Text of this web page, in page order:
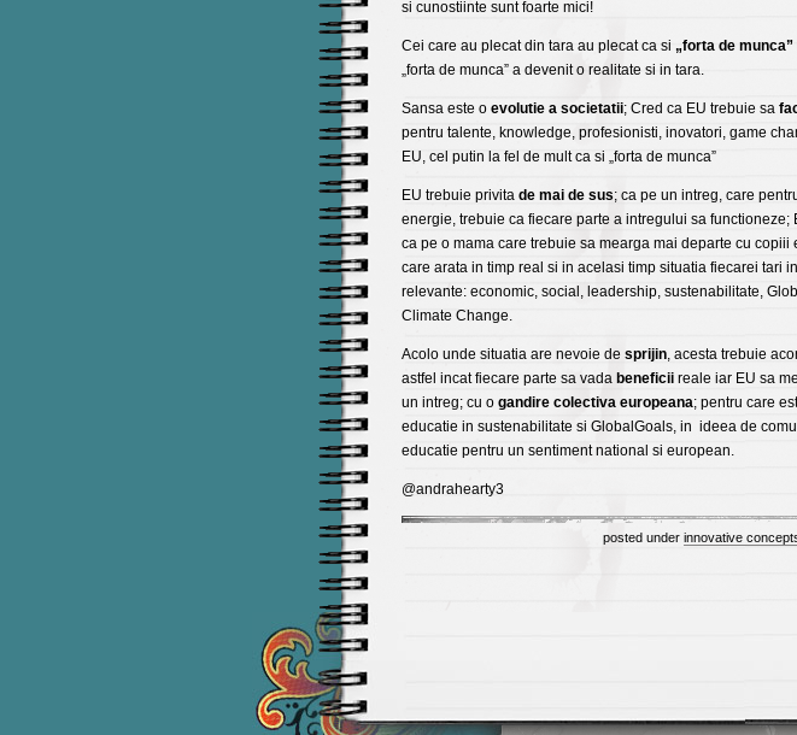
si cunostiinte sunt foarte mici!
Cei care au plecat din tara au plecat ca si „forta de munca”
„forta de munca” a devenit o realitate si in tara.
Sansa este o evolutie a societatii; Cred ca EU trebuie sa
pentru talente, knowledge, profesionisti, inovatori, game
EU, cel putin la fel de mult ca si „forta de munca”
EU trebuie privita de mai de sus; ca pe un intreg, care
energie, trebuie ca fiecare parte a intregului sa functioneze;
ca pe o mama care trebuie sa mearga mai departe cu copiii
care arata in timp real si in acelasi timp situatia fiecarei tari
relevante: economic, social, leadership, sustenabilitate,
Climate Change.
Acolo unde situatia are nevoie de sprijin, acesta trebuie
astfel incat fiecare parte sa vada beneficiireale iar EU sa
un intreg; cu o gandire colectiva europeana; pentru care
educatie in sustenabilitate si GlobalGoals, in ideea de
educatie pentru un sentiment national si european.
@andrahearty3
posted under innovative